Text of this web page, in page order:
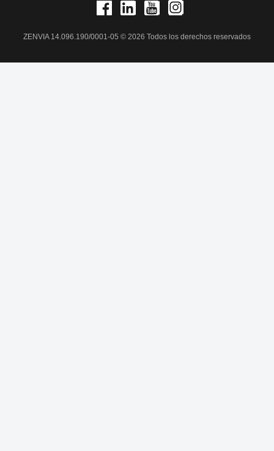
ZENVIA 14.096.190/0001-05 © 2026 Todos los derechos reservados